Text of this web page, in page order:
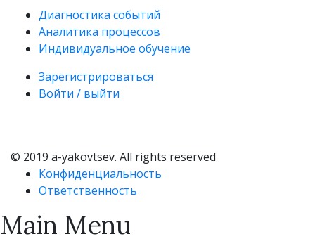
Диагностика событий
Аналитика процессов
Индивидуальное обучение
Зарегистрироваться
Войти / выйти
© 2019 a-yakovtsev. All rights reserved
Конфиденциальность
Ответственность
Main Menu